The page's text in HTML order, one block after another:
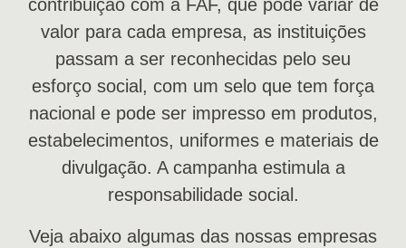
contribuição com a FAF, que pode variar de
valor para cada empresa, as instituições
passam a ser reconhecidas pelo seu
esforço social, com um selo que tem força
nacional e pode ser impresso em produtos,
estabelecimentos, uniformes e materiais de
divulgação. A campanha estimula a
responsabilidade social.
Veja abaixo algumas das nossas empresas